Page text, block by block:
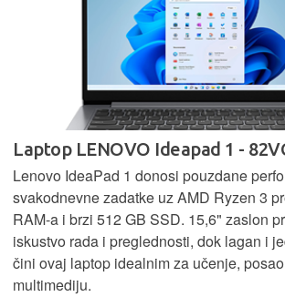
Laptop LENOVO Ideapad 1 -
Lenovo IdeaPad 1 donosi pouzdane
svakodnevne zadatke uz AMD Ryzen 3
RAM-a i brzi 512 GB SSD. 15,6" zaslon
iskustvo rada i preglednosti, dok lagan i
čini ovaj laptop idealnim za učenje,
multimediju.